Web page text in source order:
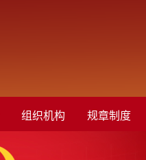
组织机构 规章制度